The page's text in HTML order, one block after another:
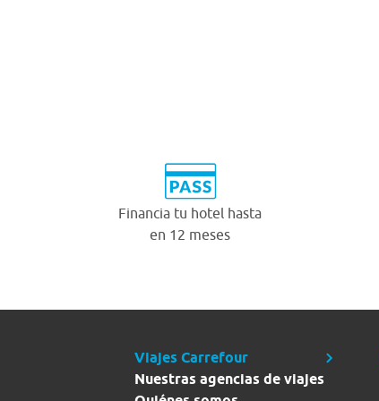
Financia tu hotel hasta
en 12 meses
Viajes Carrefour
Nuestras agencias de viajes